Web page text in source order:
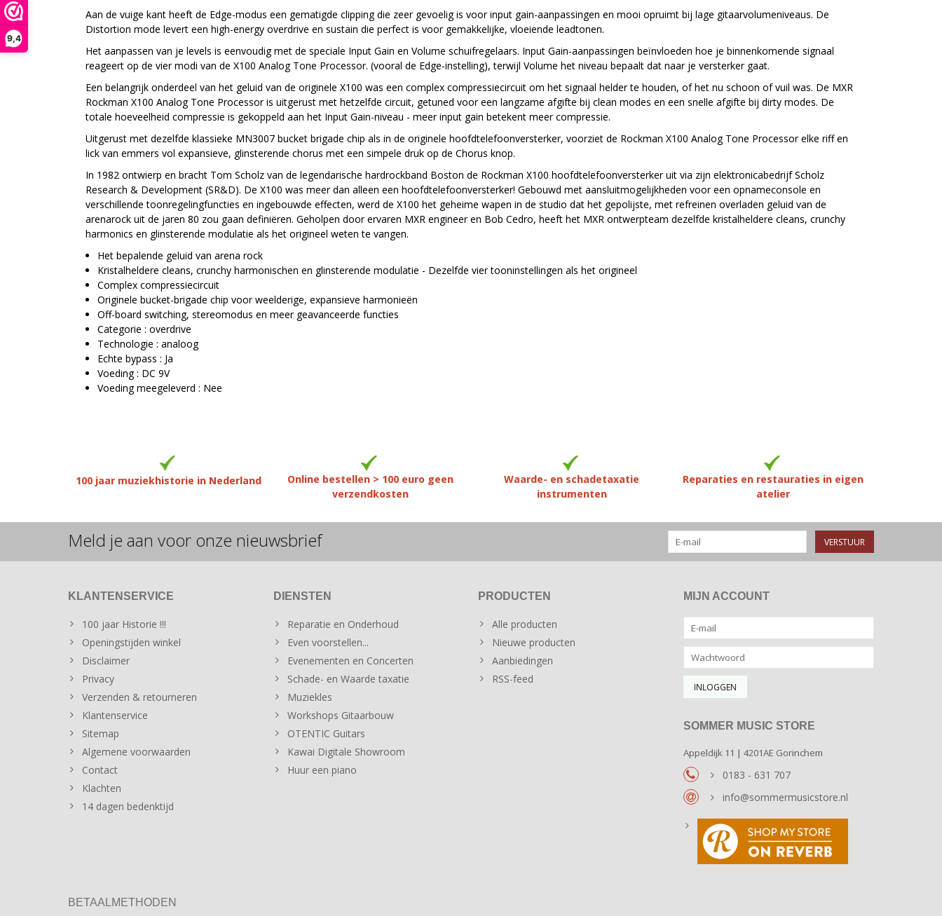
9,4
Aan de vuige kant heeft de Edge-modus een gematigde clipping die zeer gevoelig is voor input gain-aanpassingen en mooi opruimt bij lage gitaarvolumeniveaus. De
Distortion mode levert een high-energy overdrive en sustain die perfect is voor gemakkelijke, vloeiende leadtonen.
Het aanpassen van je levels is eenvoudig met de speciale Input Gain en Volume schuifregelaars. Input Gain-aanpassingen beïnvloeden hoe je binnenkomende signaal
reageert op de vier modi van de X100 Analog Tone Processor. (vooral de Edge-instelling), terwijl Volume het niveau bepaalt dat naar je versterker gaat.
Een belangrijk onderdeel van het geluid van de originele X100 was een complex compressiecircuit om het signaal helder te houden, of het nu schoon of vuil was. De MXR
Rockman X100 Analog Tone Processor is uitgerust met hetzelfde circuit, getuned voor een langzame afgifte bij clean modes en een snelle afgifte bij dirty modes. De
totale hoeveelheid compressie is gekoppeld aan het Input Gain-niveau - meer input gain betekent meer compressie.
Uitgerust met dezelfde klassieke MN3007 bucket brigade chip als in de originele hoofdtelefoonversterker, voorziet de Rockman X100 Analog Tone Processor elke riff en
lick van emmers vol expansieve, glinsterende chorus met een simpele druk op de Chorus knop.
In 1982 ontwierp en bracht Tom Scholz van de legendarische hardrockband Boston de Rockman X100 hoofdtelefoonversterker uit via zijn elektronicabedrijf Scholz
Research & Development (SR&D). De X100 was meer dan alleen een hoofdtelefoonversterker! Gebouwd met aansluitmogelijkheden voor een opnameconsole en
verschillende toonregelingfuncties en ingebouwde effecten, werd de X100 het geheime wapen in de studio dat het gepolijste, met refreinen overladen geluid van de
arenarock uit de jaren 80 zou gaan definiëren. Geholpen door ervaren MXR engineer en Bob Cedro, heeft het MXR ontwerpteam dezelfde kristalheldere cleans, crunchy
harmonics en glinsterende modulatie als het origineel weten te vangen.
Het bepalende geluid van arena rock
Kristalheldere cleans, crunchy harmonischen en glinsterende modulatie - Dezelfde vier tooninstellingen als het origineel
Complex compressiecircuit
Originele bucket-brigade chip voor weelderige, expansieve harmonieën
Off-board switching, stereomodus en meer geavanceerde functies
Categorie : overdrive
Technologie : analoog
Echte bypass : Ja
Voeding : DC 9V
Voeding meegeleverd : Nee
100 jaar muziekhistorie in Nederland
Online bestellen > 100 euro geen
verzendkosten
Waarde- en schadetaxatie
instrumenten
Reparaties en restauraties in eigen
atelier
Meld je aan voor onze nieuwsbrief VERSTUUR
KLANTENSERVICE
100 jaar Historie !!!
Openingstijden winkel
Disclaimer
Privacy
Verzenden & retourneren
Klantenservice
Sitemap
Algemene voorwaarden
Contact
Klachten
14 dagen bedenktijd
DIENSTEN
Reparatie en Onderhoud
Even voorstellen...
Evenementen en Concerten
Schade- en Waarde taxatie
Muziekles
Workshops Gitaarbouw
OTENTIC Guitars
Kawai Digitale Showroom
Huur een piano
PRODUCTEN
Alle producten
Nieuwe producten
Aanbiedingen
RSS-feed
MIJN ACCOUNT
SOMMER MUSIC STORE
Appeldijk 11 | 4201AE Gorinchem
0183 - 631 707
info@sommermusicstore.nl
BETAALMETHODEN